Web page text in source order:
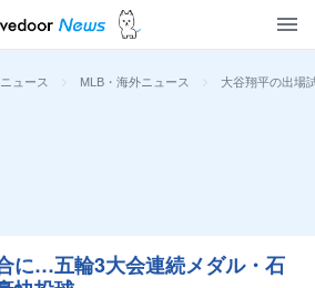
ュース > MLB・海外ニュース > 大谷翔平の出場
に…五輪3大会連続メダル・石